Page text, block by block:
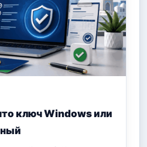
ключ Windows или